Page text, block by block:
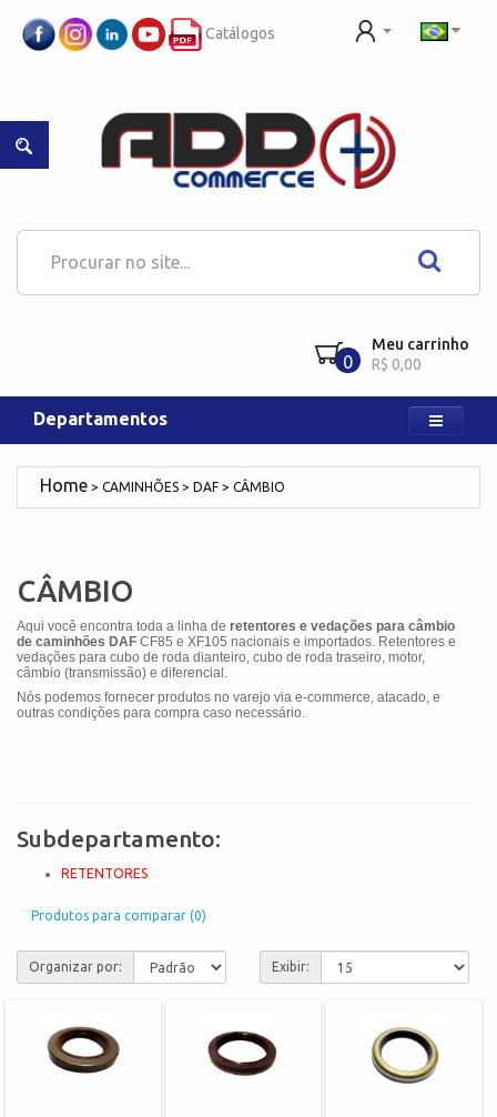
Catálogos
0
Meu carrinho
R$ 0,00
Departamentos
CAMINHÕES DAF CÂMBIO
CÂMBIO
Aqui você encontra toda a linha de retentores e vedações para câmbio
de caminhões DAF CF85 e XF105 nacionais e importados. Retentores e
vedações para cubo de roda dianteiro, cubo de roda traseiro, motor,
câmbio (transmissão) e diferencial.
Nós podemos fornecer produtos no varejo via e-commerce, atacado, e
outras condições para compra caso necessário.
Subdepartamento:
RETENTORES
Produtos para comparar (0)
Organizar por: Exibir: